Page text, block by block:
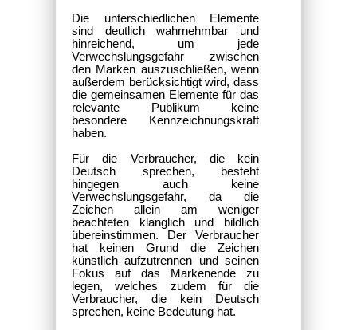
Die unterschiedlichen Elemente
sind deutlich wahrnehmbar und
hinreichend, um jede
Verwechslungsgefahr zwischen
den Marken auszuschließen, wenn
außerdem berücksichtigt wird, dass
die gemeinsamen Elemente für das
relevante Publikum keine
besondere Kennzeichnungskraft
haben.
Für die Verbraucher, die kein
Deutsch sprechen, besteht
hingegen auch keine
Verwechslungsgefahr, da die
Zeichen allein am weniger
beachteten klanglich und bildlich
übereinstimmen. Der Verbraucher
hat keinen Grund die Zeichen
künstlich aufzutrennen und seinen
Fokus auf das Markenende zu
legen, welches zudem für die
Verbraucher, die kein Deutsch
sprechen, keine Bedeutung hat.